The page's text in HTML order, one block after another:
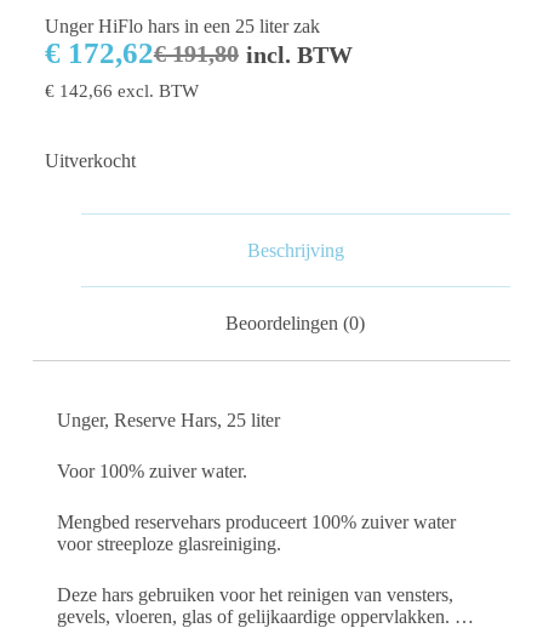
Unger HiFlo hars in een 25 liter zak
€191,80
€172,62 incl. BTW
€142,66 excl. BTW
Uitverkocht
Beschrijving
Beoordelingen (0)
Unger, Reserve Hars, 25 liter
Voor 100% zuiver water.
Mengbed reservehars produceert 100% zuiver water
voor streeploze glasreiniging.
Deze hars gebruiken voor het reinigen van vensters,
gevels, vloeren, glas of gelijkaardige oppervlakken. …